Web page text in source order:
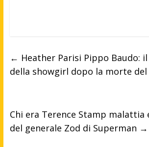
← Heather Parisi Pippo Baudo:
della showgirl dopo la morte
Chi era Terence Stamp malattia
del generale Zod di Superman →